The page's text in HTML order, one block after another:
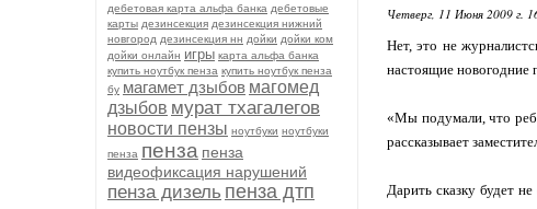
дебетовая карта альфа банка дебетовые
карты дезинсекция дезинсекция нижний
новгород дезинсекция нн дойки дойки ком
дойки онлайн игры карта альфа банка
купить ноутбук пенза купить ноутбук пенза
бу магамет дзыбов магомед
дзыбов мурат тхагалегов
новости пензы ноутбуки ноутбуки
пенза пенза пенза
видеофиксация нарушений
пенза дизель пенза дтп
Четверг, 11 Июня 2009 г.
Нет, это не
настоящие новогодние
«Мы подумали, что
рассказывает
Дарить сказку будет